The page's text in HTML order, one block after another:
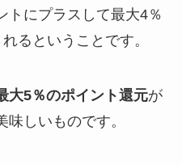
トにプラスして最大4％
るということです。
大5％のポイント還元が
しいものです。